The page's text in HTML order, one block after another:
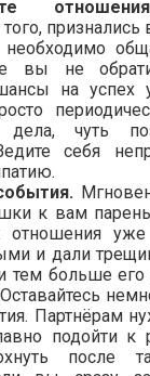
необходимо
вы не
на успех
чуть
себя
к вам
уже
и дали
тем больше
Партнёрам
подойти к
после